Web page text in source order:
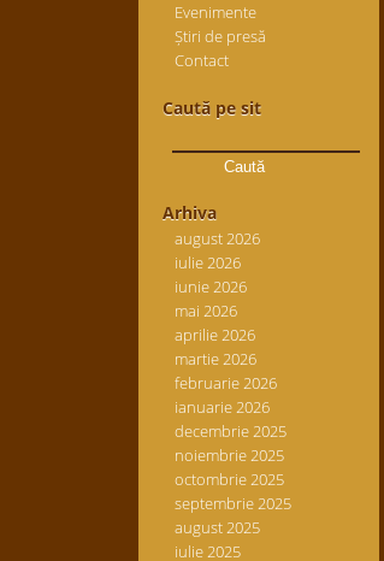
Evenimente
Știri de presă
Contact
Caută pe sit
după:
Arhiva
august 2026
iulie 2026
iunie 2026
mai 2026
aprilie 2026
martie 2026
februarie 2026
ianuarie 2026
decembrie 2025
noiembrie 2025
octombrie 2025
septembrie 2025
august 2025
iulie 2025